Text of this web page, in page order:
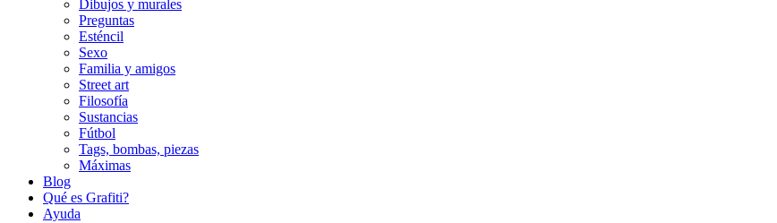
Dibujos y murales
Preguntas
Esténcil
Sexo
Familia y amigos
Street art
Filosofía
Sustancias
Fútbol
Tags, bombas, piezas
Máximas
Blog
Qué es Grafiti?
Ayuda